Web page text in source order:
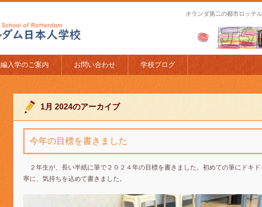
オランダ第二の都市ロッテ
編入学のご案内 お問い合わせ 学校ブログ
1月 2024のアーカイブ
今年の目標を書きました
２年生が、長い半紙に筆で２０２４年の目標を書きました。初めての筆にドキ
寧に、気持ちを込めて書きました。